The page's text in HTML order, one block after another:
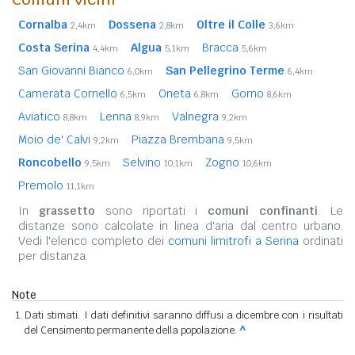
Cornalba 2,4km Dossena 2,8km Oltre il Colle 3,6km
Costa Serina 4,4km Algua 5,1km Bracca 5,6km
San Giovanni Bianco 6,0km San Pellegrino Terme 6,4km
Camerata Cornello 6,5km Oneta 6,8km Gorno 8,6km
Aviatico 8,8km Lenna 8,9km Valnegra 9,2km
Moio de' Calvi 9,2km Piazza Brembana 9,5km
Roncobello 9,5km Selvino 10,1km Zogno 10,6km
Premolo 11,1km
In grassetto sono riportati i comuni confinanti. Le
distanze sono calcolate in linea d'aria dal centro urbano.
Vedi l'elenco completo dei comuni limitrofi a Serina ordinati
per distanza.
Note
Dati stimati. I dati definitivi saranno diffusi a dicembre con i risultati
del Censimento permanente della popolazione. ^